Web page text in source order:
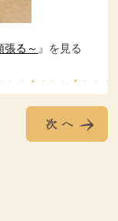
る～ 』を見る